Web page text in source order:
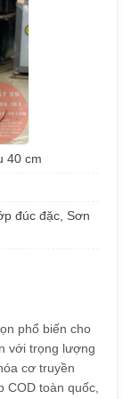
40 cm
đúc đặc, Sơn
phổ biến cho
với trọng lượng
cơ truyền
COD toàn quốc,